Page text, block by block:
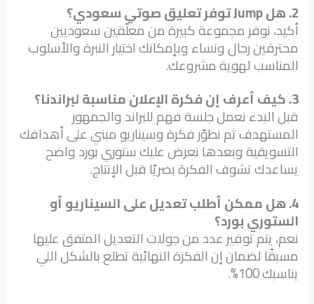
2. هل Jump توفر تعليق صوتي سعودي؟
أكيد، نوفر مجموعة كبيرة من معلّقين سعوديين
محترفين رجال ونساء وبإمكانك اختيار النبرة والأسلوب
المناسب لهوية مشروعك.
3. كيف أعرف إن فكرة الإعلان مناسبة لبراندنا؟
قبل البدء نعمل جلسة فهم للبراند والجمهور
المستهدف ثم نطوّر فكرة وسيناريو مبني على أهدافك
التسويقية وبعدها نعرض عليك ستوري بورد واضح
يساعدك تشوف الفكرة بصريًا قبل الإنتاج.
4. هل ممكن أطلب تعديل على السيناريو أو
الستوري بورد؟
نعم، يتم توفير عدد من جولات التعديل المتفق عليها
مسبقًا لضمان إن الفكرة النهائية تطلع بالشكل اللي
يناسبك 100%.